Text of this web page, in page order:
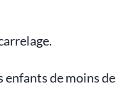
de moins de